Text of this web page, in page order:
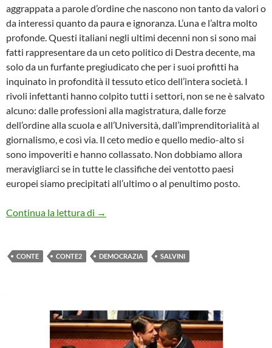
aggrappata a parole d’ordine che nascono non tanto da valori o
da interessi quanto da paura e ignoranza. L’una e l’altra molto
profonde. Questi italiani negli ultimi decenni non si sono mai
fatti rappresentare da un ceto politico di Destra decente, ma
solo da un furfante pregiudicato che per i suoi profitti ha
inquinato in profondità il tessuto etico dell’intera società. I
rivoli infettanti hanno colpito tutti i settori, non se ne è salvato
alcuno: dalle professioni alla magistratura, dalle forze
dell’ordine alla scuola e all’Università, dall’imprenditorialità al
giornalismo, e così via. Il ceto medio e quello medio-alto si
sono impoveriti e hanno collassato. Non dobbiamo allora
meravigliarci se in tutte le classifiche dei ventotto paesi
europei siamo precipitati all’ultimo o al penultimo posto.
Continua la lettura di DI NECESSITA’ VIRTU’ – PENSIERINI
→
CONTE CONTE2 DEMOCRAZIA SALVINI